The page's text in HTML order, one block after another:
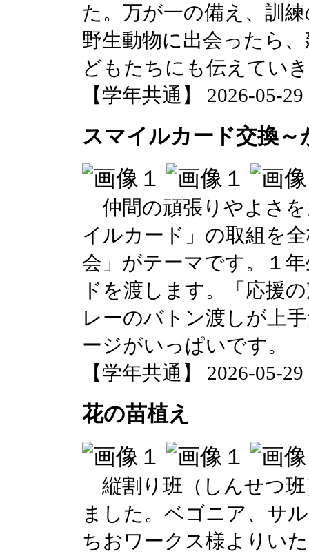
た。万が一の備え、訓
野生動物に出会ったら
どもたちにも伝えてい
【学年共通】 2026-05-
スマイルカード交換
仲間の頑張りやよさ
イルカード」の取組を
会」がテーマです。１
ドを渡します。「応援
レーのバトン渡しが上
ージがいっぱいです。
【学年共通】 2026-05-
花の苗植え
縦割り班（しんせつ
ました。ベゴニア、サ
ちおワークス様よりい